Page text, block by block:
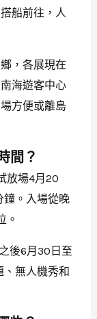
船前往，人
，各展現在
海遊客中心
方便或離島
間？
放場4月20
鐘。入場從晚
。
後6月30日至
無人機秀和